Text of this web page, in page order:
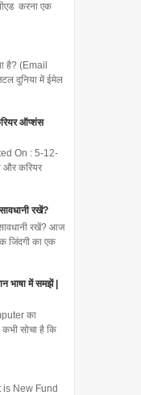
करना एक
है? (Email
दुनिया में ईमेल
ऑप्शंस
On : 5-12-
और करियर
रखें?
रखें? आज
जिंदगी का एक
में समझें |
का
सोचा है कि
is New Fund